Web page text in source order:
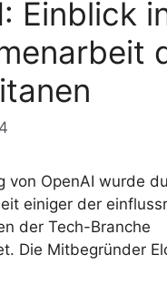
Einblick
von OpenAI wurde
einiger der
der Tech-Branche
Die Mitbegründer